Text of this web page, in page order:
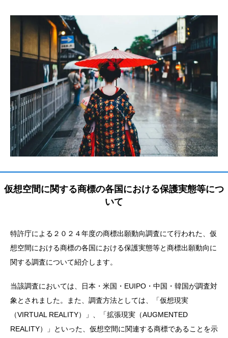
仮想空間に関する商標の各国における保護実態等につ
いて
特許庁による２０２４年度の商標出願動向調査にて行われた、仮
想空間における商標の各国における保護実態等と商標出願動向に
関する調査について紹介します。
当該調査においては、日本・米国・EUIPO・中国・韓国が調査対
象とされました。また、調査方法としては、「仮想現実
（VIRTUAL REALITY）」、「拡張現実（AUGMENTED
REALITY）」といった、仮想空間に関連する商標であることを示